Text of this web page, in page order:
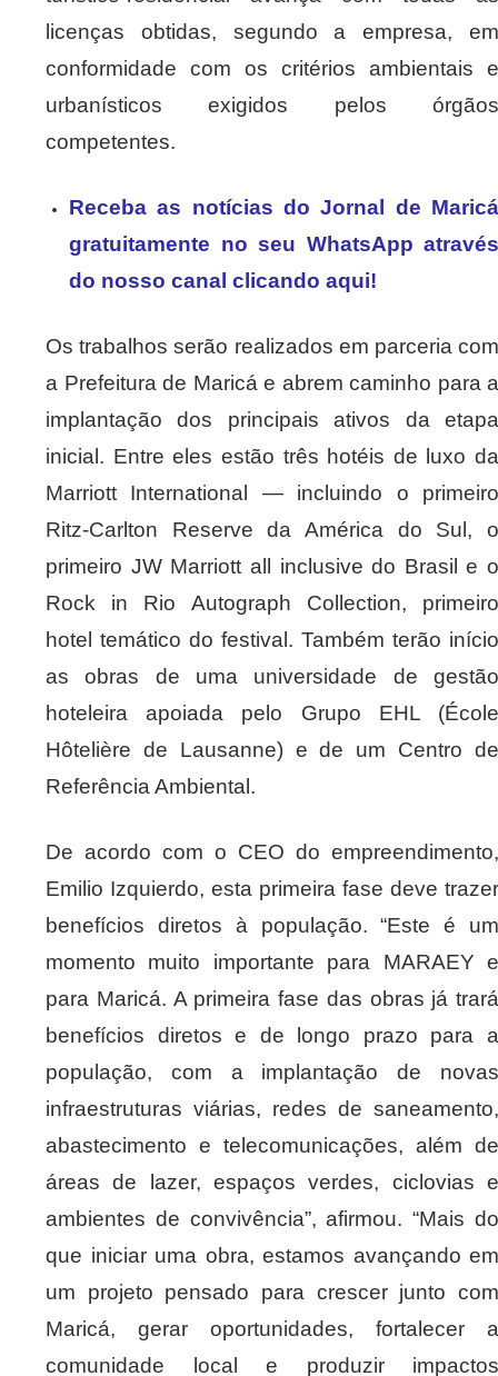
licenças obtidas, segundo a empresa, em
conformidade com os critérios ambientais e
urbanísticos exigidos pelos órgãos
competentes.
Receba as notícias do Jornal de Maricá
gratuitamente no seu WhatsApp através
do nosso canal clicando aqui!
Os trabalhos serão realizados em parceria com
a Prefeitura de Maricá e abrem caminho para a
implantação dos principais ativos da etapa
inicial. Entre eles estão três hotéis de luxo da
Marriott International — incluindo o primeiro
Ritz-Carlton Reserve da América do Sul, o
primeiro JW Marriott all inclusive do Brasil e o
Rock in Rio Autograph Collection, primeiro
hotel temático do festival. Também terão início
as obras de uma universidade de gestão
hoteleira apoiada pelo Grupo EHL (École
Hôtelière de Lausanne) e de um Centro de
Referência Ambiental.
De acordo com o CEO do empreendimento,
Emilio Izquierdo, esta primeira fase deve trazer
benefícios diretos à população. “Este é um
momento muito importante para MARAEY e
para Maricá. A primeira fase das obras já trará
benefícios diretos e de longo prazo para a
população, com a implantação de novas
infraestruturas viárias, redes de saneamento,
abastecimento e telecomunicações, além de
áreas de lazer, espaços verdes, ciclovias e
ambientes de convivência”, afirmou. “Mais do
que iniciar uma obra, estamos avançando em
um projeto pensado para crescer junto com
Maricá, gerar oportunidades, fortalecer a
comunidade local e produzir impactos